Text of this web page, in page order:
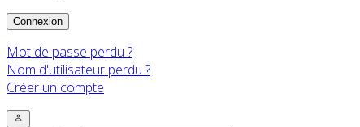
Connexion
Mot de passe perdu ?
Nom d'utilisateur perdu ?
Créer un compte